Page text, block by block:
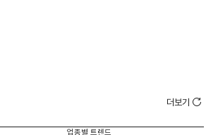
더보기
업종별 트렌드